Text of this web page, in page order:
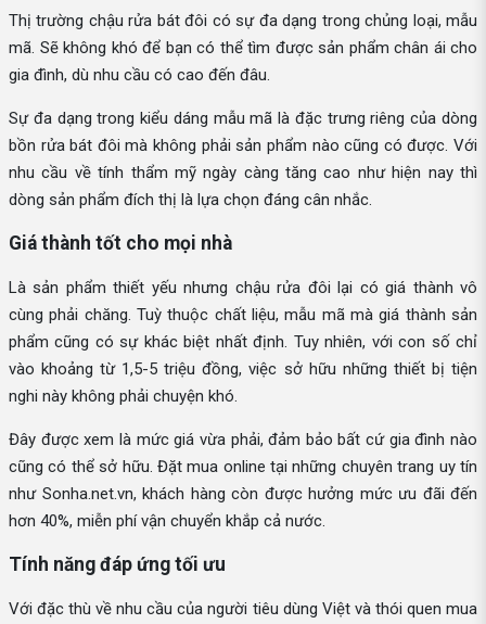
Thị trường chậu rửa bát đôi có sự đa dạng trong chủng loại, mẫu
mã. Sẽ không khó để bạn có thể tìm được sản phẩm chân ái cho
gia đình, dù nhu cầu có cao đến đâu.
Sự đa dạng trong kiểu dáng mẫu mã là đặc trưng riêng của dòng
bồn rửa bát đôi mà không phải sản phẩm nào cũng có được. Với
nhu cầu về tính thẩm mỹ ngày càng tăng cao như hiện nay thì
dòng sản phẩm đích thị là lựa chọn đáng cân nhắc.
Giá thành tốt cho mọi nhà
Là sản phẩm thiết yếu nhưng chậu rửa đôi lại có giá thành vô
cùng phải chăng. Tuỳ thuộc chất liệu, mẫu mã mà giá thành sản
phẩm cũng có sự khác biệt nhất định. Tuy nhiên, với con số chỉ
vào khoảng từ 1,5-5 triệu đồng, việc sở hữu những thiết bị tiện
nghi này không phải chuyện khó.
Đây được xem là mức giá vừa phải, đảm bảo bất cứ gia đình nào
cũng có thể sở hữu. Đặt mua online tại những chuyên trang uy tín
như Sonha.net.vn, khách hàng còn được hưởng mức ưu đãi đến
hơn 40%, miễn phí vận chuyển khắp cả nước.
Tính năng đáp ứng tối ưu
Với đặc thù về nhu cầu của người tiêu dùng Việt và thói quen mua